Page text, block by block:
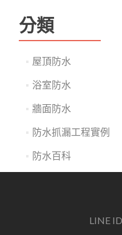
分類
屋頂防水
浴室防水
牆面防水
防水抓漏工程實例
防水百科
LINE